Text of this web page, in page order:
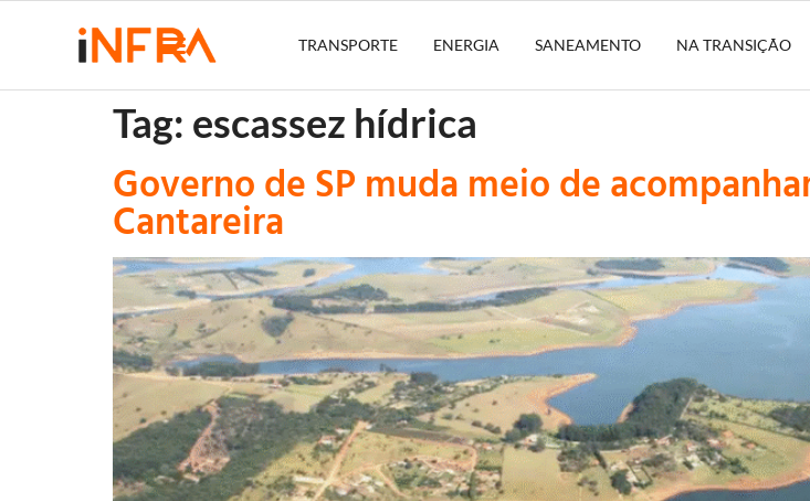
TRANSPORTE ENERGIA SANEAMENTO NA TRANSIÇÃO
Tag: escassez hídrica
Governo de SP muda meio de
Cantareira